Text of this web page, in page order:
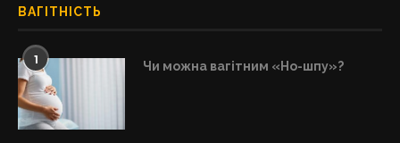
ВАГІТНІСТЬ
1 Чи можна вагітним «Но-шпу»?